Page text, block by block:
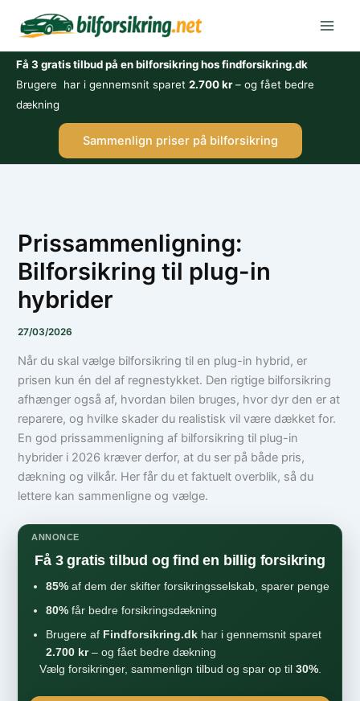
Få 3 gratis tilbud på en bilforsikring hos findforsikring.dk
Brugere har i gennemsnit sparet 2.700 kr– og fået bedre
dækning
Sammenlign priser på bilforsikring
Prissammenligning:
Bilforsikring til plug-in
hybrider
27/03/2026
Når du skal vælge bilforsikring til en plug-in hybrid, er
prisen kun én del af regnestykket. Den rigtige bilforsikring
afhænger også af, hvordan bilen bruges, hvor dyr den er at
reparere, og hvilke skader du realistisk vil være dækket for.
En god prissammenligning af bilforsikring til plug-in
hybrider i 2026 kræver derfor, at du ser på både pris,
dækning og vilkår. Her får du et faktuelt overblik, så du
lettere kan sammenligne og vælge.
ANNONCE
Få 3 gratis tilbud og find en billig forsikring
85% af dem der skifter forsikringsselskab, sparer penge
80% får bedre forsikringsdækning
Brugere af Findforsikring.dk har i gennemsnit sparet
2.700 kr– og fået bedre dækning
Vælg forsikringer, sammenlign tilbud og spar op til 30%.